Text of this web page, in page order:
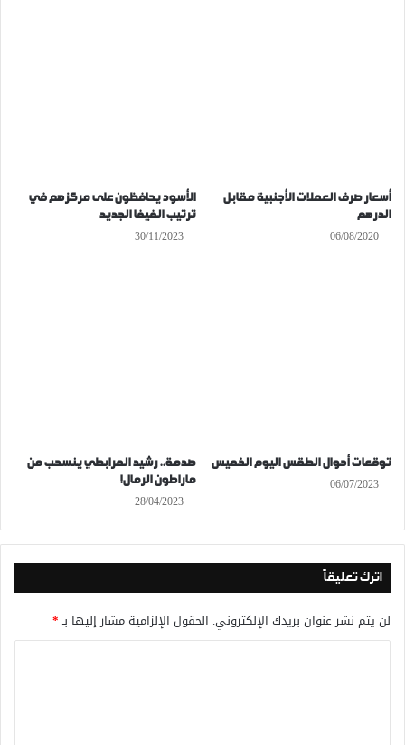
أسعار صرف العملات الأجنبية مقابل
الدرهم
06/08/2020
الأسود يحافظون على مركزهم في
ترتيب الفيفا الجديد
30/11/2023
توقعات أحوال الطقس اليوم الخميس
06/07/2023
صدمة.. رشيد المرابطي ينسحب من
ماراطون الرمال!
28/04/2023
اترك تعليقاً
لن يتم نشر عنوان بريدك الإلكتروني. الحقول الإلزامية مشار إليها بـ*